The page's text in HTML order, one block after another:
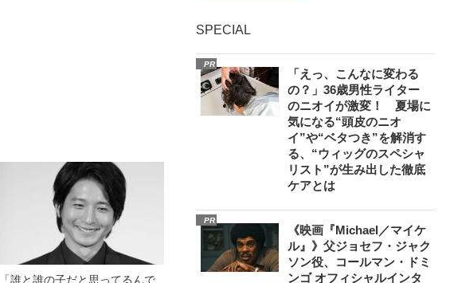
「誰と誰の子だと思ってるんで
SPECIAL
PR
「えっ、こんなに変わる
の？」36歳男性ライター
のニオイが激変！ 夏場に
気になる“頭皮のニオ
イ”や“ベタつき”を解消す
る、“ウィッグのスペシャ
リスト”が生み出した徹底
ケアとは
PR
《映画『Michael／マイケ
ル』》父ジョセフ・ジャク
ソン役、コールマン・ドミ
ンゴ オフィシャルインタ